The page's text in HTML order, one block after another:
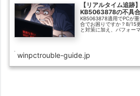
【リアルタイム追
KB5063878の不具
KB5063878適用でPCが
合でお困りですか？8/15
と対策に加え、パフォー
winpctrouble-guide.jp